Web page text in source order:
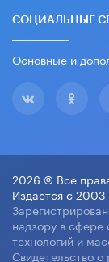
СОЦИАЛЬНЫЕ
Основные и
2026 © Все
Издается с 2003
надзору в
технологий и
Свидетельство